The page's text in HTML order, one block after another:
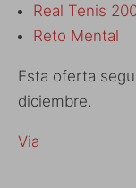
Real Tenis
Reto Mental
Esta oferta
diciembre.
Via